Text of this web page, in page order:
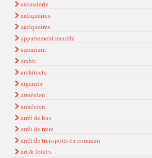
ani̇maleri̇e
anti̇quai̇res
antiquaires
appartement meublé
aquarium
arabic
archi̇tecte
argentin
arméni̇en
arménien
arrêt de bus
arrêt de tram
arrêt de transports en commun
art & loi̇si̇rs